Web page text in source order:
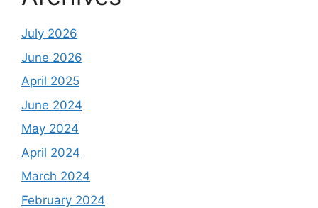
July 2026
June 2026
April 2025
June 2024
May 2024
April 2024
March 2024
February 2024